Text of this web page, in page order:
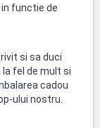
functie de
si sa duci
la fel de mult si
cadou
ului nostru.